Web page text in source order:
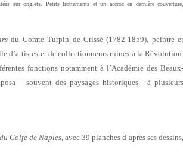
sur onglets. Petits frottements et un accroc en dernière couverture,
du Comte Turpin de Crissé (1782-1859), peintre et
d’artistes et de collectionneurs ruinés à la Révolution.
fonctions notamment à l’Académie des Beaux-
– souvent des paysages historiques - à plusieurs
Golfe de Naples, avec 39 planches d’après ses